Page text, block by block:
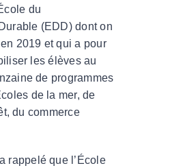
du
(EDD) dont on
2019 et qui a pour
les élèves au
de programmes
de la mer, de
du commerce
rappelé que l’École